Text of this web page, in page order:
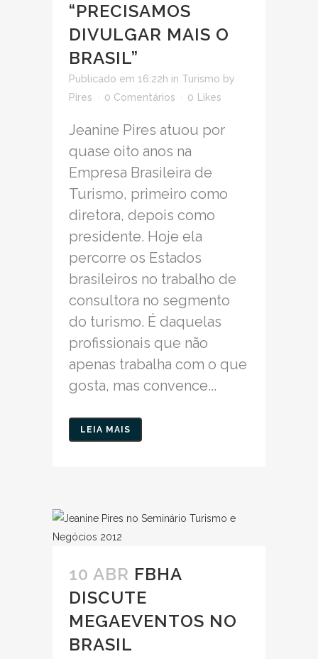
“PRECISAMOS
DIVULGAR MAIS O
BRASIL”
Publicado em 16:22h in Turismo by
Pires
0 Comentários 0 Likes
Jeanine Pires atuou por
quase oito anos na
Empresa Brasileira de
Turismo, primeiro como
diretora, depois como
presidente. Hoje ela
percorre os Estados
brasileiros no trabalho de
consultora no segmento
do turismo. É daquelas
profissionais que não
apenas trabalha com o que
gosta, mas convence...
LEIA MAIS
10 ABR FBHA
DISCUTE
MEGAEVENTOS NO
BRASIL